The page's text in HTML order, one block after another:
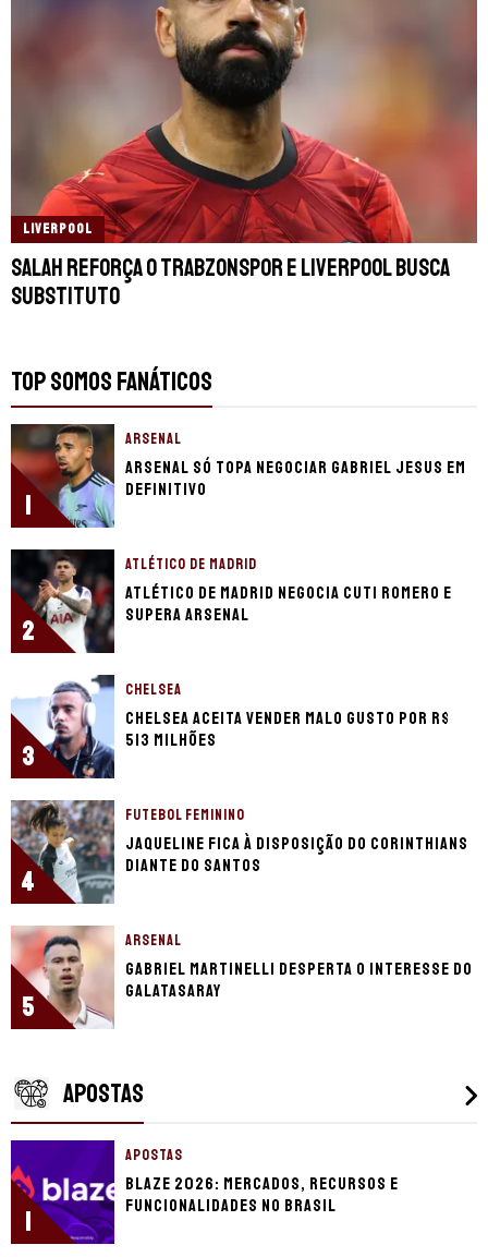
LIVERPOOL
Salah reforça o Trabzonspor e Liverpool busca
substituto
TOP SOMOS FANÁTICOS
1
ARSENAL
Arsenal só topa negociar Gabriel Jesus em
definitivo
2
ATLÉTICO DE MADRID
Atlético de Madrid negocia Cuti Romero e
supera Arsenal
3
CHELSEA
Chelsea aceita vender Malo Gusto por R$
513 milhões
4
FUTEBOL FEMININO
Jaqueline fica à disposição do Corinthians
diante do Santos
5
ARSENAL
Gabriel Martinelli desperta o interesse do
Galatasaray
APOSTAS
1
APOSTAS
Blaze 2026: mercados, recursos e
funcionalidades no Brasil